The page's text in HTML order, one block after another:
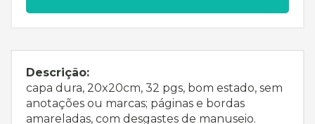
Descrição:
capa dura, 20x20cm, 32 pgs, bom estado, sem
anotações ou marcas; páginas e bordas
amareladas, com desgastes de manuseio.